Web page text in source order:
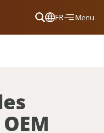
FR
Dansk
Nederlands
Menu